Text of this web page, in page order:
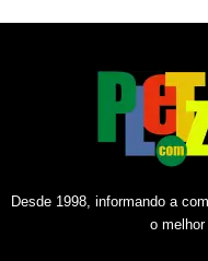
Desde 1998, informando a
o